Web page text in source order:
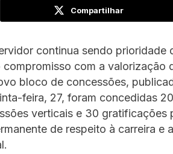
Compartilhar
continua sendo prioridade
compromisso com a valorização
bloco de concessões,
feira, 27, foram concedidas
verticais e 30 gratificações
de respeito à carreira e